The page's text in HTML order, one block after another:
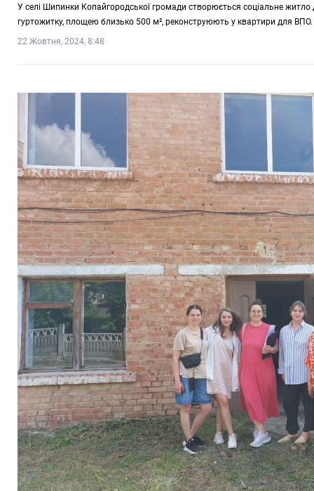
У селі Шипинки Копайгородської громади створюється соціальне
гуртожитку, площею близько 500 м², реконструюють у квартири для
22 Жовтня, 2024, 8:48